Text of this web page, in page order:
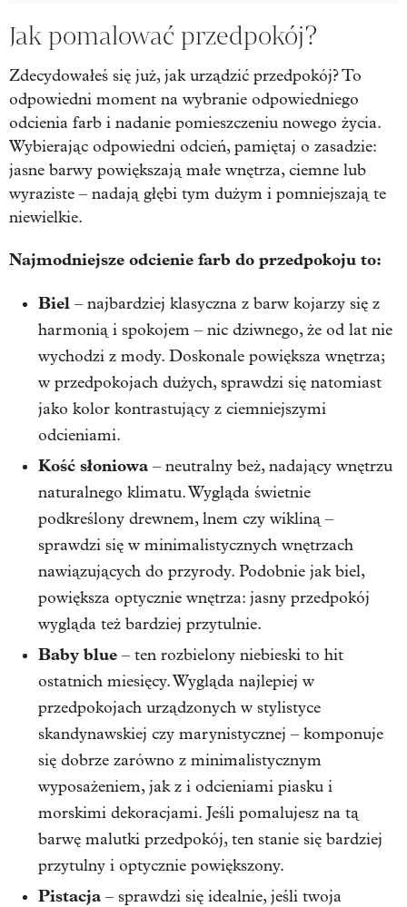
Jak pomalować przedpokój?
Zdecydowałeś się już, jak urządzić przedpokój? To
odpowiedni moment na wybranie odpowiedniego
odcienia farb i nadanie pomieszczeniu nowego życia.
Wybierając odpowiedni odcień, pamiętaj o zasadzie:
jasne barwy powiększają małe wnętrza, ciemne lub
wyraziste – nadają głębi tym dużym i pomniejszają te
niewielkie.
Najmodniejsze odcienie farb do przedpokoju to:
Biel – najbardziej klasyczna z barw kojarzy się z
harmonią i spokojem – nic dziwnego, że od lat nie
wychodzi z mody. Doskonale powiększa wnętrza;
w przedpokojach dużych, sprawdzi się natomiast
jako kolor kontrastujący z ciemniejszymi
odcieniami.
Kość słoniowa – neutralny beż, nadający wnętrzu
naturalnego klimatu. Wygląda świetnie
podkreślony drewnem, lnem czy wikliną –
sprawdzi się w minimalistycznych wnętrzach
nawiązujących do przyrody. Podobnie jak biel,
powiększa optycznie wnętrza: jasny przedpokój
wygląda też bardziej przytulnie.
Baby blue – ten rozbielony niebieski to hit
ostatnich miesięcy. Wygląda najlepiej w
przedpokojach urządzonych w stylistyce
skandynawskiej czy marynistycznej – komponuje
się dobrze zarówno z minimalistycznym
wyposażeniem, jak z i odcieniami piasku i
morskimi dekoracjami. Jeśli pomalujesz na tą
barwę malutki przedpokój, ten stanie się bardziej
przytulny i optycznie powiększony.
Pistacja – sprawdzi się idealnie, jeśli twoja